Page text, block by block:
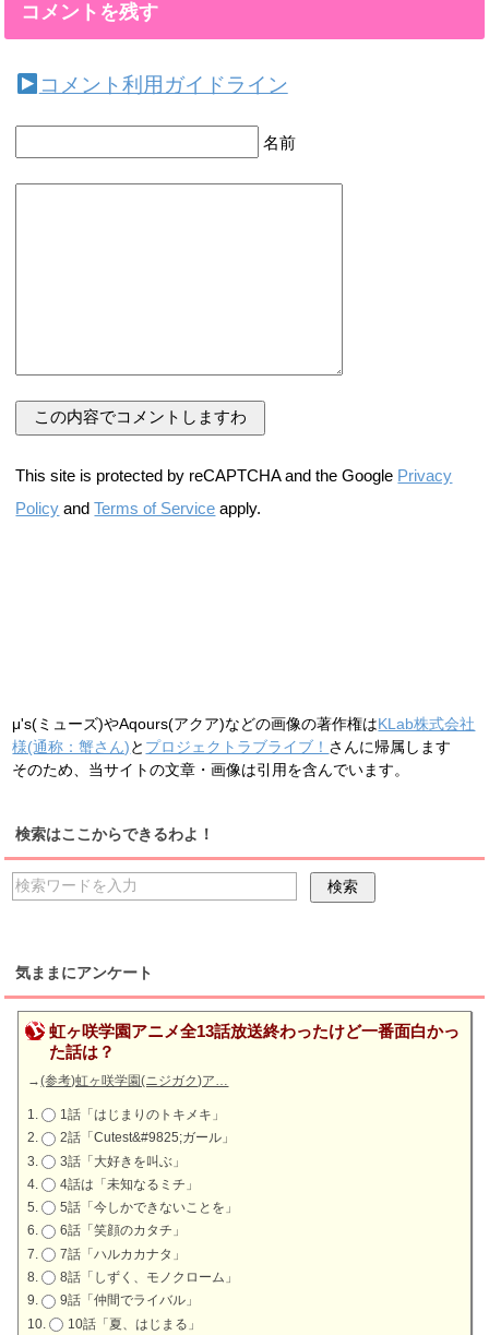
コメントを残す
コメント利用ガイドライン
名前
This site is protected by reCAPTCHA and the Google Privacy
Policy andTerms of Service apply.
μ's(ミューズ)やAqours(アクア)などの画像の著作権はKLab株式会社
様(通称：蟹さん)と プロジェクトラブライブ！ さんに帰属します
そのため、当サイトの文章・画像は引用を含んでいます。
検索はここからできるわよ！
気ままにアンケート
虹ヶ咲学園アニメ全13話放送終わったけど一番面白かっ
た話は？
→(参考)虹ヶ咲学園(ニジガク)ア…
1話「はじまりのトキメキ」
2話「Cutest&#9825;ガール」
3話「大好きを叫ぶ」
4話は「未知なるミチ」
5話「今しかできないことを」
6話「笑顔のカタチ」
7話「ハルカカナタ」
8話「しずく、モノクローム」
9話「仲間でライバル」
10話「夏、はじまる」